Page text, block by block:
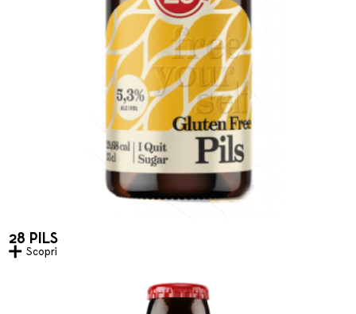
28 PILS
Scopri